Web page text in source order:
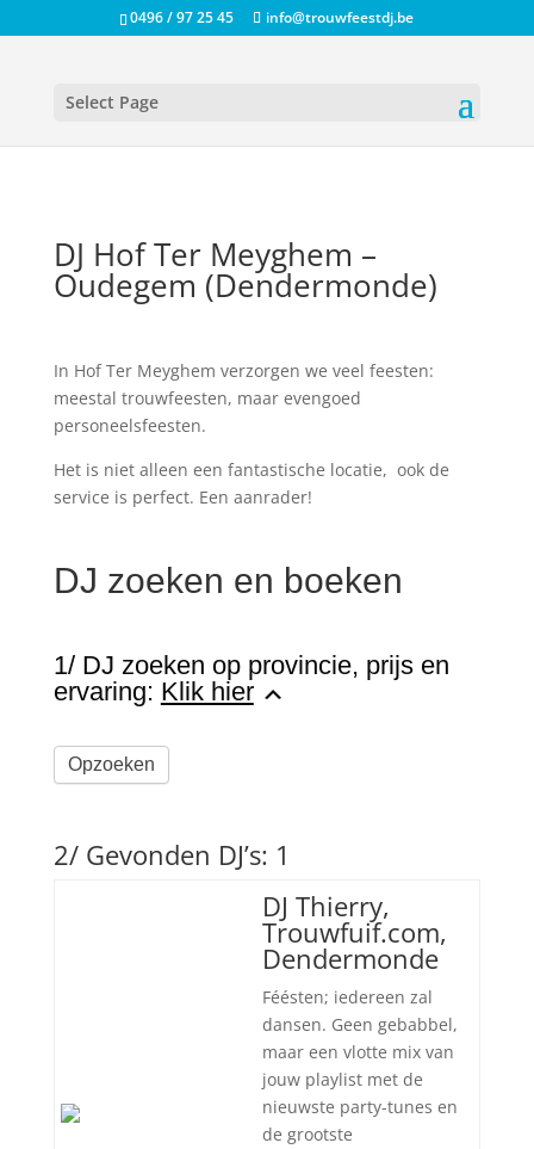
0496 / 97 25 45 info@trouwfeestdj.be
Select Page
DJ Hof Ter Meyghem –
Oudegem (Dendermonde)
In Hof Ter Meyghem verzorgen we veel feesten:
meestal trouwfeesten, maar evengoed
personeelsfeesten.
Het is niet alleen een fantastische locatie, ook de
service is perfect. Een aanrader!
DJ zoeken en boeken
1/ DJ zoeken op provincie, prijs en
ervaring: Klik hier
Opzoeken
2/ Gevonden DJ’s: 1
DJ Thierry,
Trouwfuif.com,
Dendermonde
Féésten; iedereen zal
dansen. Geen gebabbel,
maar een vlotte mix van
jouw playlist met de
nieuwste party-tunes en
de grootste